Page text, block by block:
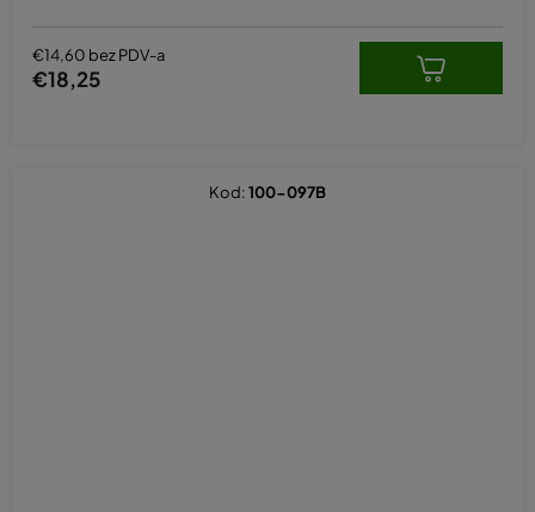
€14,60 bez PDV-a
€18,25
Kod:100-097B